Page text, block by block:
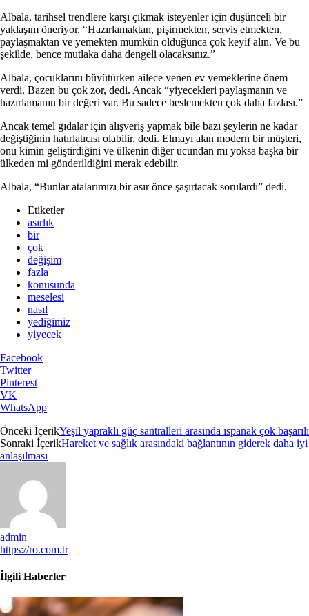
Albala, tarihsel trendlere karşı çıkmak isteyenler için düşünceli bir
yaklaşım öneriyor. “Hazırlamaktan, pişirmekten, servis etmekten,
paylaşmaktan ve yemekten mümkün olduğunca çok keyif alın. Ve bu
şekilde, bence mutlaka daha dengeli olacaksınız.”
Albala, çocuklarını büyütürken ailece yenen ev yemeklerine önem
verdi. Bazen bu çok zor, dedi. Ancak “yiyecekleri paylaşmanın ve
hazırlamanın bir değeri var. Bu sadece beslemekten çok daha fazlası.”
Ancak temel gıdalar için alışveriş yapmak bile bazı şeylerin ne kadar
değiştiğinin hatırlatıcısı olabilir, dedi. Elmayı alan modern bir müşteri,
onu kimin geliştirdiğini ve ülkenin diğer ucundan mı yoksa başka bir
ülkeden mi gönderildiğini merak edebilir.
Albala, “Bunlar atalarımızı bir asır önce şaşırtacak sorulardı” dedi.
Etiketler
asırlık
bir
çok
değişim
fazla
konusunda
meselesi
nasıl
yediğimiz
yiyecek
Facebook
Twitter
Pinterest
VK
WhatsApp
Önceki İçerikYeşil yapraklı güç santralleri arasında ıspanak çok başarılı
Sonraki İçerikHareket ve sağlık arasındaki bağlantının giderek daha iyi
anlaşılması
admin
https://ro.com.tr
İlgili Haberler